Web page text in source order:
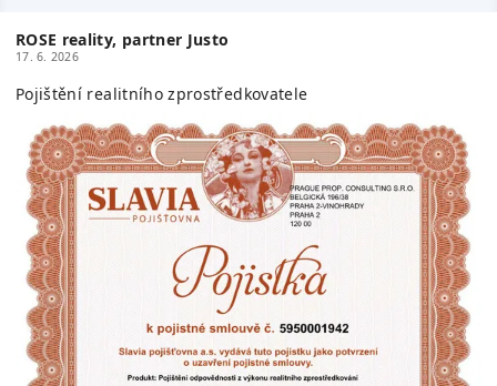
ROSE reality, partner Justo
17. 6. 2026
Pojištění realitního zprostředkovatele